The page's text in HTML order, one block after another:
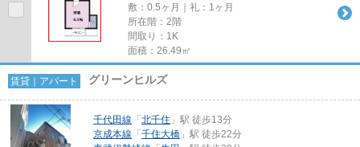
敷：0.5ヶ月｜礼：1ヶ月
所在階：2階
間取り：1K
面積：26.49㎡
賃貸｜アパート グリーンヒルズ
千代田線 「 北千住 」駅 徒歩13分
京成本線 「 千住大橋 」駅 徒歩22分